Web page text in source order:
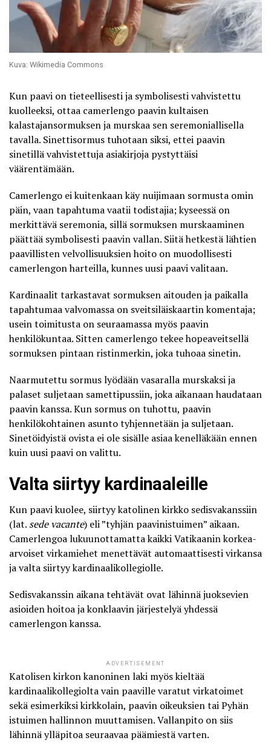
Kuva: Wikimedia Commons
Kun paavi on tieteellisesti ja symbolisesti vahvistettu
kuolleeksi, ottaa camerlengo paavin kultaisen
kalastajansormuksen ja murskaa sen seremoniallisella
tavalla. Sinettisormus tuhotaan siksi, ettei paavin
sinetillä vahvistettuja asiakirjoja pystyttäisi
väärentämään.
Camerlengo ei kuitenkaan käy nuijimaan sormusta omin
päin, vaan tapahtuma vaatii todistajia; kyseessä on
merkittävä seremonia, sillä sormuksen murskaaminen
päättää symbolisesti paavin vallan. Siitä hetkestä lähtien
paavillisten velvollisuuksien hoito on muodollisesti
camerlengon harteilla, kunnes uusi paavi valitaan.
Kardinaalit tarkastavat sormuksen aitouden ja paikalla
tapahtumaa valvomassa on sveitsiläiskaartin komentaja;
usein toimitusta on seuraamassa myös paavin
henkilökuntaa. Sitten camerlengo tekee hopeaveitsellä
sormuksen pintaan ristinmerkin, joka tuhoaa sinetin.
Naarmutettu sormus lyödään vasaralla murskaksi ja
palaset suljetaan samettipussiin, joka aikanaan haudataan
paavin kanssa. Kun sormus on tuhottu, paavin
henkilökohtainen asunto tyhjennetään ja suljetaan.
Sinetöidyistä ovista ei ole sisälle asiaa kenelläkään ennen
kuin uusi paavi on valittu.
Valta siirtyy kardinaaleille
Kun paavi kuolee, siirtyy katolinen kirkko sedisvakanssiin
(lat. sede vacante) eli ”tyhjän paavinistuimen” aikaan.
Camerlengoa lukuunottamatta kaikki Vatikaanin korkea-
arvoiset virkamiehet menettävät automaattisesti virkansa
ja valta siirtyy kardinaalikollegiolle.
Sedisvakanssin aikana tehtävät ovat lähinnä juoksevien
asioiden hoitoa ja konklaavin järjestelyä yhdessä
camerlengon kanssa.
ADVERTISEMENT
Katolisen kirkon kanoninen laki myös kieltää
kardinaalikollegiolta vain paaville varatut virkatoimet
sekä esimerkiksi kirkkolain, paavin oikeuksien tai Pyhän
istuimen hallinnon muuttamisen. Vallanpito on siis
lähinnä ylläpitoa seuraavaa päämiestä varten.